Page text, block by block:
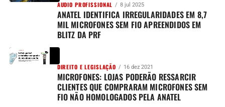
AUDIO PROFISSIONAL 8 jul 2025
ANATEL IDENTIFICA IRREGULARIDADES EM 8,7
MIL MICROFONES SEM FIO APREENDIDOS EM
BLITZ DA PRF
DIREITO E LEGISLAÇÃO 16 dez 2021
MICROFONES: LOJAS PODERÃO RESSARCIR
CLIENTES QUE COMPRARAM MICROFONES SEM
FIO NÃO HOMOLOGADOS PELA ANATEL